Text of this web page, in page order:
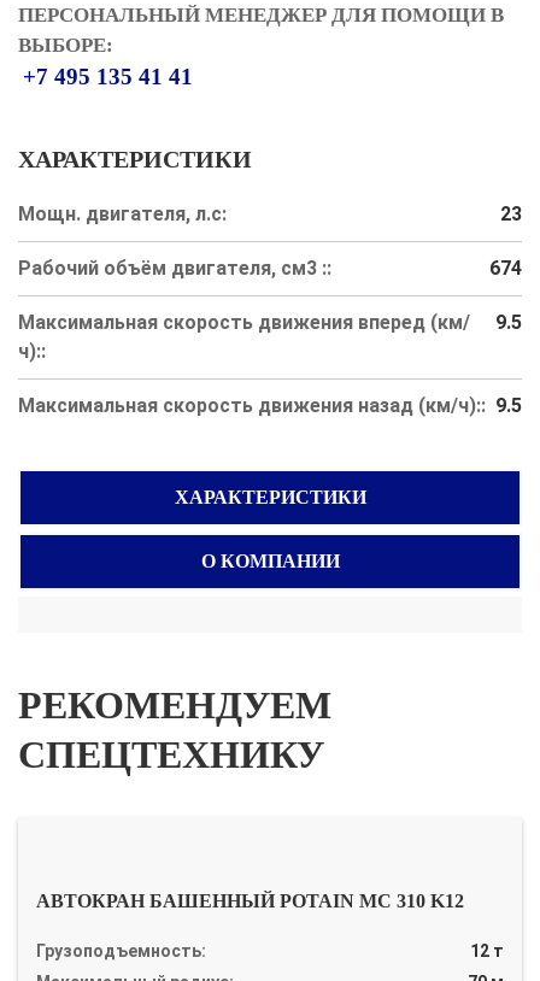
ПЕРСОНАЛЬНЫЙ МЕНЕДЖЕР ДЛЯ ПОМОЩИ В
ВЫБОРЕ:
+7 495 135 41 41
ХАРАКТЕРИСТИКИ
Мощн. двигателя, л.с: 23
Рабочий объём двигателя, см3 :: 674
Максимальная скорость движения вперед (км/
ч)::
9.5
Максимальная скорость движения назад (км/ч):: 9.5
ХАРАКТЕРИСТИКИ
О КОМПАНИИ
РЕКОМЕНДУЕМ
СПЕЦТЕХНИКУ
АВТОКРАН БАШЕННЫЙ POTAIN MC 310 K12
Грузоподъемность:
12 т